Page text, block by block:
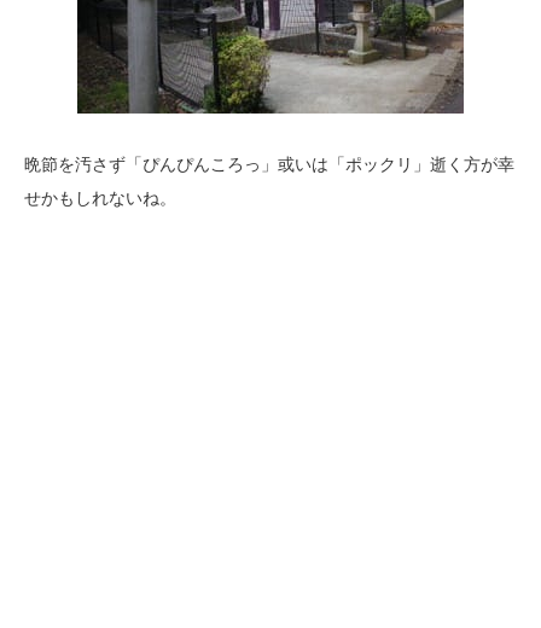
晩節を汚さず「ぴんぴんころっ」或いは「ポックリ」逝く方が幸
せかもしれないね。